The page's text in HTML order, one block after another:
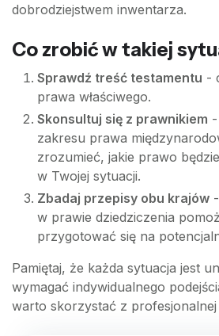
dobrodziejstwem inwentarza.
Co zrobić w takiej
Sprawdź treść testamentu -
prawa właściwego.
Skonsultuj się z prawnikiem
zakresu prawa
zrozumieć, jakie prawo
w Twojej sytuacji.
Zbadaj przepisy obu krajów
w prawie dziedziczenia
przygotować się na
Pamiętaj, że każda sytuacja jest
wymagać indywidualnego
warto skorzystać z